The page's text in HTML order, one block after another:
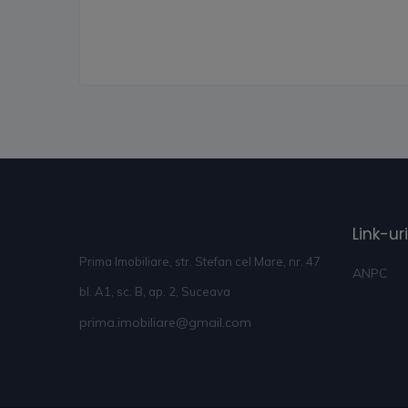
Prima Imobiliare, str. Stefan cel Mare, nr. 47
bl. A1, sc. B, ap. 2, Suceava
prima.imobiliare@gmail.com
Link-
ANPC